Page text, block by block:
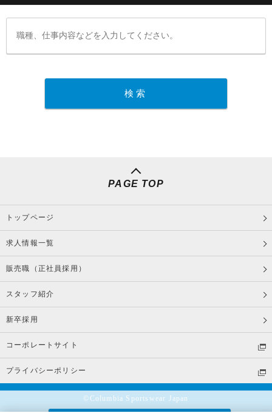
PAGE TOP
トップページ
求人情報一覧
販売職（正社員採用）
スタッフ紹介
新卒採用
コーポレートサイト
プライバシーポリシー
©Columbia Sportswear Japan